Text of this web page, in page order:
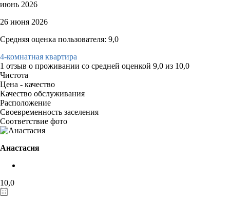
июнь 2026
26 июня 2026
Средняя оценка пользователя: 9,0
4-комнатная квартира
1 отзыв о проживании со средней оценкой 9,0 из 10,0
Чистота
Цена - качество
Качество обслуживания
Расположение
Своевременность заселения
Соответствие фото
Анастасия
10,0